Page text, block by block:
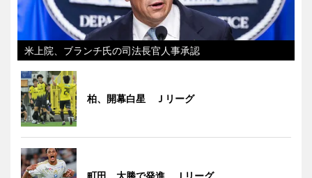
米上院、ブランチ氏の司法長官人事承認
柏、開幕白星 Ｊリーグ
町田、大勝で発進 Ｊリーグ